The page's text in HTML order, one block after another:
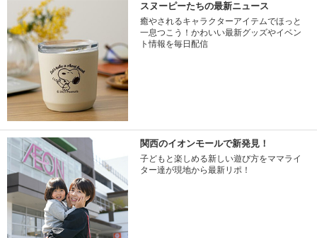
スヌーピーたちの最新ニュース
癒やされるキャラクターアイテムでほっと
一息つこう！かわいい最新グッズやイベン
ト情報を毎日配信
関西のイオンモールで新発見！
子どもと楽しめる新しい遊び方をママライ
ター達が現地から最新リポ！